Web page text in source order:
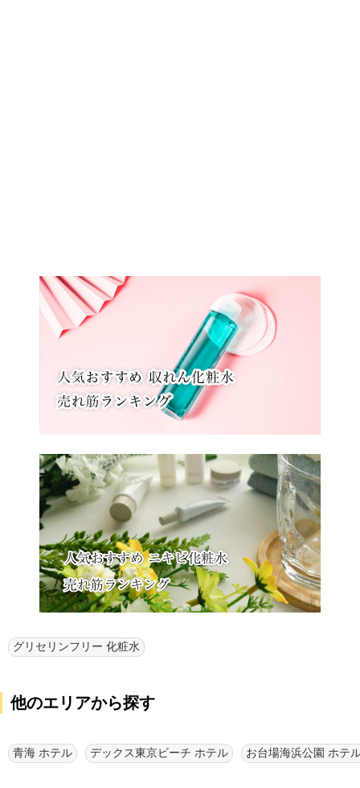
グリセリンフリー 化粧水
他のエリアから探す
青海 ホテル デックス東京ビーチ ホテル お台場海浜公園 ホテ